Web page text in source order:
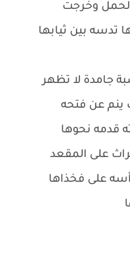
الحمل وخرجت
تدسه بين ثيابها
جامدة لا تظهر
ينم عن فتحه
قدمه نحوها
على المقعد
على فخذاها